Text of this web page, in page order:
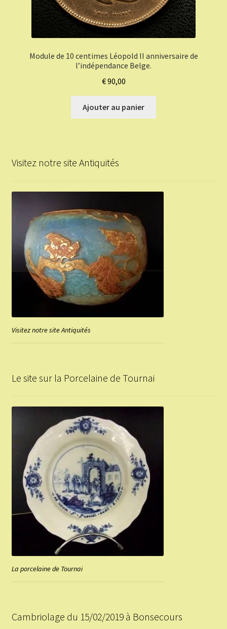
Module de 10 centimes Léopold II anniversaire de
l’indépendance Belge.
€90,00
Ajouter au panier
Visitez notre site Antiquités
Visitez notre site Antiquités
Le site sur la Porcelaine de Tournai
La porcelaine de Tournai
Cambriolage du 15/02/2019 à Bonsecours